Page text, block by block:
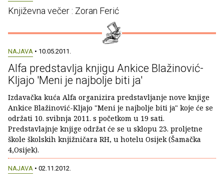
Književna večer : Zoran Ferić
NAJAVA • 10.05.2011.
Alfa predstavlja knjigu Ankice Blažinović-
Kljajo 'Meni je najbolje biti ja'
Izdavačka kuća Alfa organizira predstavljanje nove knjige
Ankice Blažinović-Kljajo "Meni je najbolje biti ja" koje će se
održati 10. svibnja 2011. s početkom u 19 sati.
Predstavlajnje knjige održat će se u sklopu 23. proljetne
škole školskih knjižničara RH, u hotelu Osijek (Šamačka
4,Osijek).
NAJAVA • 02.11.2012.